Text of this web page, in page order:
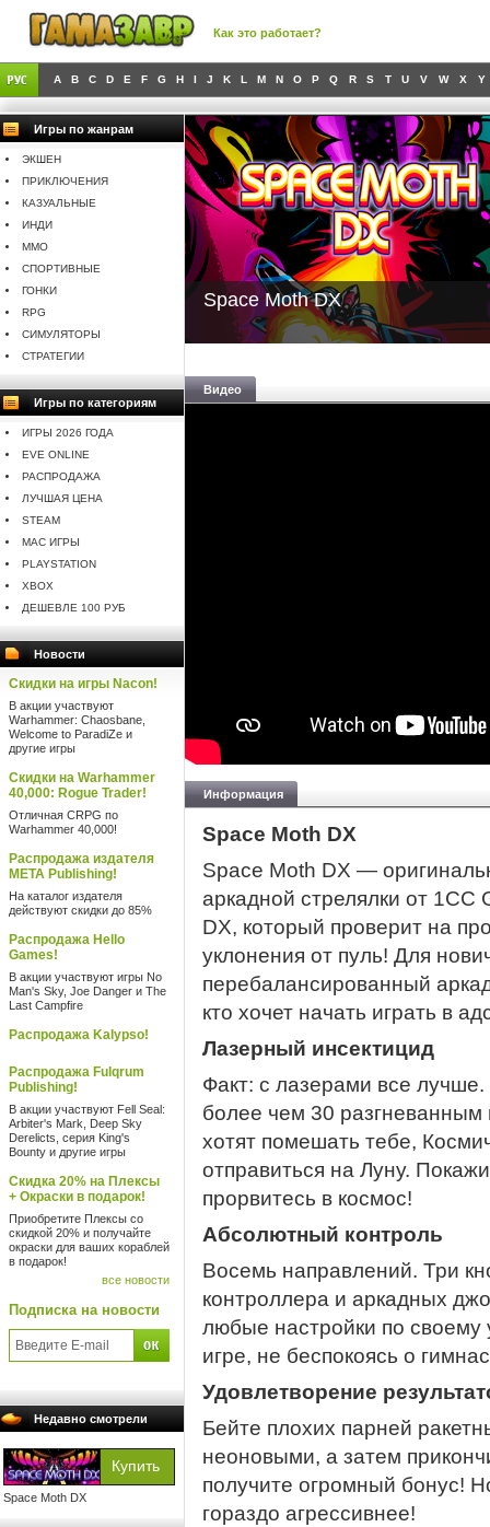
Как это работает?
A B C D E F G H I J K L M N O P Q R S T U V W X Y
Игры по жанрам
ЭКШЕН
ПРИКЛЮЧЕНИЯ
КАЗУАЛЬНЫЕ
ИНДИ
MMO
СПОРТИВНЫЕ
ГОНКИ
RPG
СИМУЛЯТОРЫ
СТРАТЕГИИ
Игры по категориям
ИГРЫ 2026 ГОДА
EVE ONLINE
РАСПРОДАЖА
ЛУЧШАЯ ЦЕНА
STEAM
MAC ИГРЫ
PLAYSTATION
XBOX
ДЕШЕВЛЕ 100 РУБ
Новости
Скидки на игры Nacon!
В акции участвуют
Warhammer: Chaosbane,
Welcome to ParadiZe и
другие игры
Скидки на Warhammer
40,000: Rogue Trader!
Отличная CRPG по
Warhammer 40,000!
Распродажа издателя
META Publishing!
На каталог издателя
действуют скидки до 85%
Распродажа Hello
Games!
В акции участвуют игры No
Man's Sky, Joe Danger и The
Last Campfire
Распродажа Kalypso!
Распродажа Fulqrum
Publishing!
В акции участвуют Fell Seal:
Arbiter's Mark, Deep Sky
Derelicts, серия King's
Bounty и другие игры
Скидка 20% на Плексы
+ Окраски в подарок!
Приобретите Плексы со
скидкой 20% и получайте
окраски для ваших кораблей
в подарок!
все новости
Подписка на новости
Недавно смотрели
Space Moth DX
Space Moth DX
Видео
Информация
Space Moth DX
Space Moth DX —
аркадной стрелялки от
DX, который проверит на
уклонения от пуль! Для
перебалансированный
кто хочет начать играть в
Лазерный инсектицид
Факт: с лазерами все
более чем 30 разгневанным
хотят помешать тебе,
отправиться на Луну.
прорвитесь в космос!
Абсолютный контроль
Восемь направлений. Три
контроллера и аркадных
любые настройки по своему
игре, не беспокоясь о
Удовлетворение
Бейте плохих парней
неоновыми, а затем
получите огромный бонус!
гораздо агрессивнее!